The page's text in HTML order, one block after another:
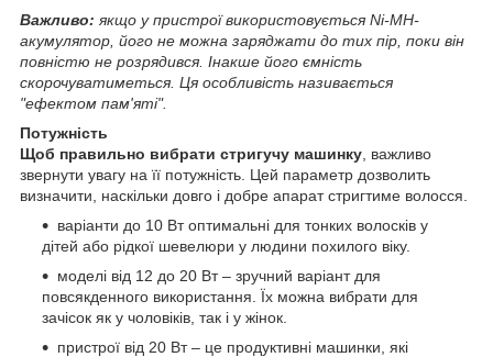
Важливо: якщо у пристрої використовується Ni-MH-
акумулятор, його не можна заряджати до тих пір, поки він
повністю не розрядився. Інакше його ємність
скорочуватиметься. Ця особливість називається
"ефектом пам'яті".
Потужність
Щоб правильно вибрати стригучу машинку , важливо
звернути увагу на її потужність. Цей параметр дозволить
визначити, наскільки довго і добре апарат стригтиме волосся.
варіанти до 10 Вт оптимальні для тонких волосків у
дітей або рідкої шевелюри у людини похилого віку.
моделі від 12 до 20 Вт – зручний варіант для
повсякденного використання. Їх можна вибрати для
зачісок як у чоловіків, так і у жінок.
пристрої від 20 Вт – це продуктивні машинки, які